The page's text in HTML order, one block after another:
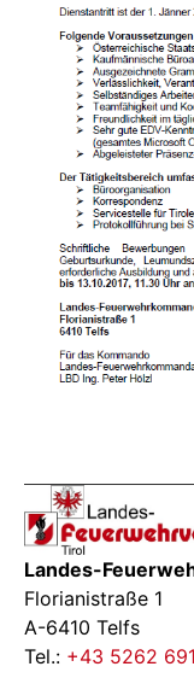
Landes-
Florianistraße 1
A-6410 Telfs
Tel.: +43 5262